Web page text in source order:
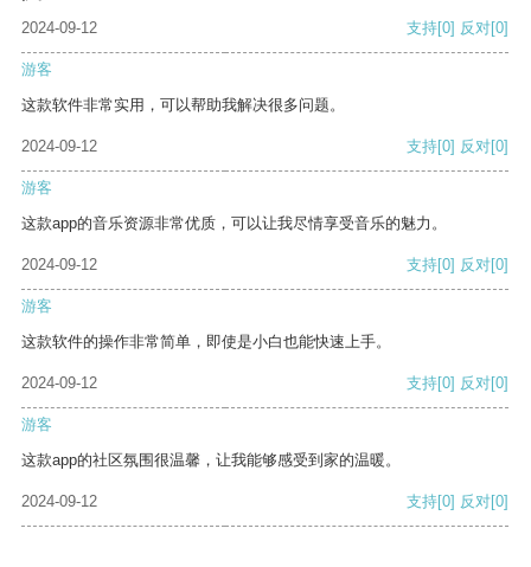
2024-09-12
支持[0] 反对[0]
游客
这款软件非常实用，可以帮助我解决很多问题。
2024-09-12 支持[0] 反对[0]
游客
这款app的音乐资源非常优质，可以让我尽情享受音乐的魅力。
2024-09-12 支持[0] 反对[0]
游客
这款软件的操作非常简单，即使是小白也能快速上手。
2024-09-12 支持[0] 反对[0]
游客
这款app的社区氛围很温馨，让我能够感受到家的温暖。
2024-09-12 支持[0] 反对[0]